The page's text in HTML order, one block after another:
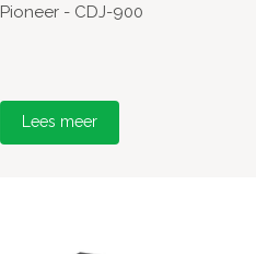
Pioneer - CDJ-900
Lees meer